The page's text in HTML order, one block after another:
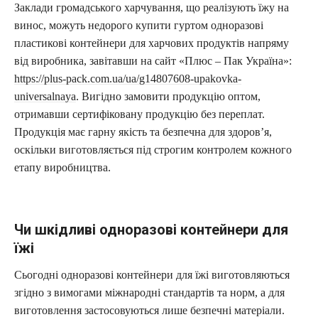
Заклади громадського харчування, що реалізують їжу на
винос, можуть недорого купити гуртом одноразові
пластикові контейнери для харчових продуктів напряму
від виробника, завітавши на сайт «Плюс – Пак Україна»:
https://plus-pack.com.ua/ua/g14807608-upakovka-
universalnaya. Вигідно замовити продукцію оптом,
отримавши сертифіковану продукцію без переплат.
Продукція має гарну якість та безпечна для здоров’я,
оскільки виготовляється під строгим контролем кожного
етапу виробництва.
Чи шкідливі одноразові контейнери для
їжі
Сьогодні одноразові контейнери для їжі виготовляються
згідно з вимогами міжнародні стандартів та норм, а для
виготовлення застосовуються лише безпечні матеріали.